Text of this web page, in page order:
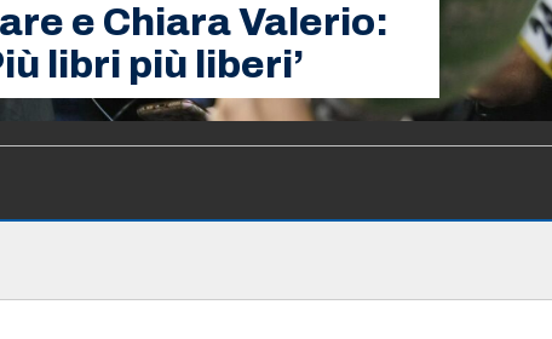
e Chiara Valerio:
libri più liberi’